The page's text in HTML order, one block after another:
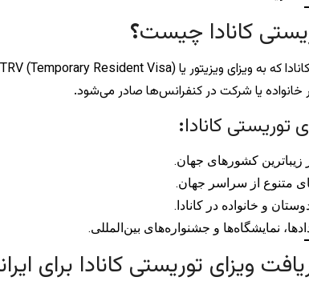
کانادا چیست؟
خانواده یا شرکت در کنفرانس‌ها صادر می‌شود.
توریستی کانادا:
زیباترین کشورهای جهان.
متنوع از سراسر جهان.
و خانواده در کانادا.
نمایشگاه‌ها و جشنواره‌های بین‌المللی.
ویزای توریستی کانادا برای